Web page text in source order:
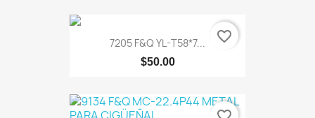
7205 F&Q YL-T58*7...
$50.00
favorite_border